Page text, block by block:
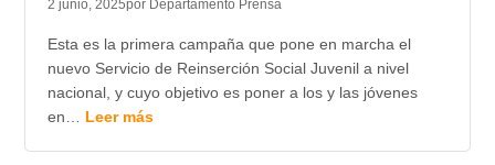
2 junio, 2025por Departamento Prensa
Esta es la primera campaña que pone en marcha el
nuevo Servicio de Reinserción Social Juvenil a nivel
nacional, y cuyo objetivo es poner a los y las jóvenes
en… Leer más